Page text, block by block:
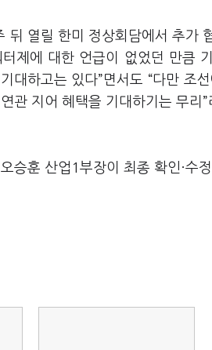
뒤 열릴 한미 정상회담에서 추가
제에 대한 언급이 없었던 만큼
대하고는 있다”면서도 “다만 조
관 지어 혜택을 기대하기는 무리”
승훈 산업1부장이 최종 확인·수